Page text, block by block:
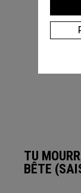
TU
BÊTE